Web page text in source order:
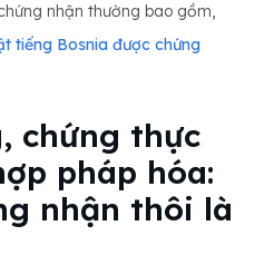
nhận thường bao gồm,
tiếng Bosnia được chứng
chứng thực
pháp hóa:
nhận thôi là